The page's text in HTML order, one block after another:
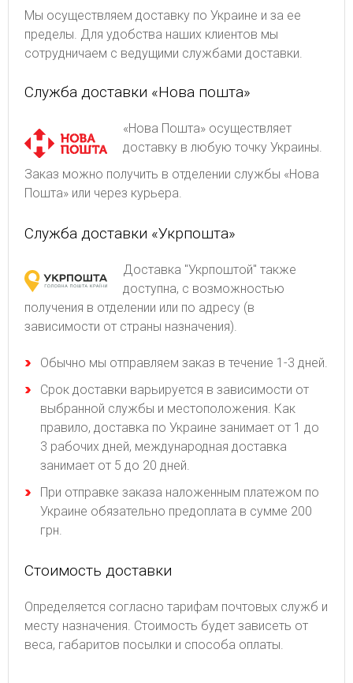
Мы осуществляем доставку по Украине и за ее
пределы. Для удобства наших клиентов мы
сотрудничаем с ведущими службами доставки.
Служба доставки «Нова пошта»
«Нова Пошта» осуществляет
доставку в любую точку Украины.
Заказ можно получить в отделении службы «Нова
Пошта» или через курьера.
Служба доставки «Укрпошта»
Доставка "Укрпоштой" также
доступна, с возможностью
получения в отделении или по адресу (в
зависимости от страны назначения).
Обычно мы отправляем заказ в течение 1-3 дней.
Срок доставки варьируется в зависимости от
выбранной службы и местоположения. Как
правило, доставка по Украине занимает от 1 до
3 рабочих дней, международная доставка
занимает от 5 до 20 дней.
При отправке заказа наложенным платежом по
Украине обязательно предоплата в сумме 200
грн.
Стоимость доставки
Определяется согласно тарифам почтовых служб и
месту назначения. Стоимость будет зависеть от
веса, габаритов посылки и способа оплаты.